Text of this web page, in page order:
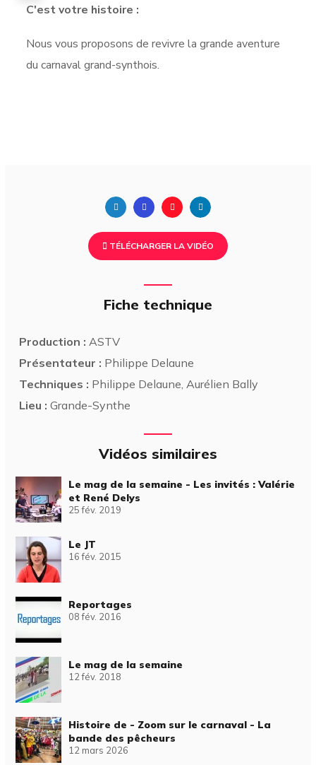
C'est votre histoire :
Nous vous proposons de revivre la grande aventure
du carnaval grand-synthois.
TÉLÉCHARGER LA VIDÉO
Fiche technique
Production : ASTV
Présentateur : Philippe Delaune
Techniques : Philippe Delaune, Aurélien Bally
Lieu : Grande-Synthe
Vidéos similaires
Le mag de la semaine - Les invités : Valérie
et René Delys
25 fév. 2019
Le JT
16 fév. 2015
Reportages
08 fév. 2016
Le mag de la semaine
12 fév. 2018
Histoire de - Zoom sur le carnaval - La
bande des pêcheurs
12 mars 2026